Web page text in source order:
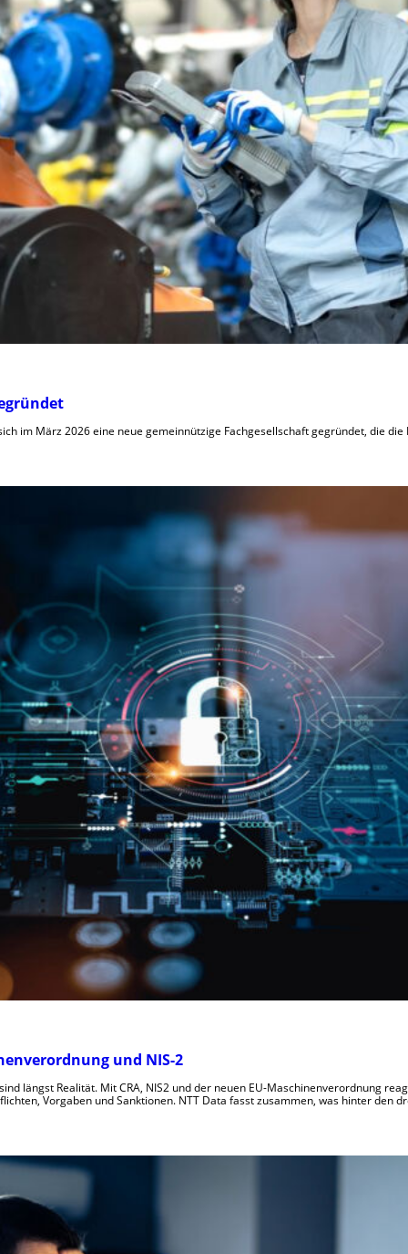
im März 2026 eine neue gemeinnützige Fachgesellschaft gegründet, die
und NIS-2
längst Realität. Mit CRA, NIS2 und der neuen EU-Maschinenverordnung
Vorgaben und Sanktionen. NTT Data fasst zusammen, was hinter den